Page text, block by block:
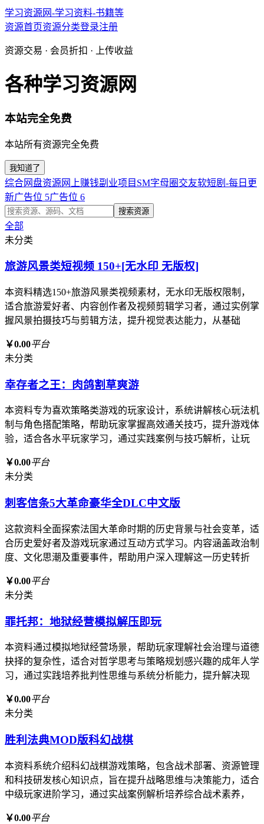
学习资源网-学习资料-书籍等
资源首页资源分类登录注册
资源交易 · 会员折扣 · 上传收益
各种学习资源网
本站完全免费
本站所有资源完全免费
我知道了
综合网盘资源 网上赚钱副业项目 SM字母圈交友软短剧-每日更
新广告位 5广告位 6
搜索资源
全部
未分类
旅游风景类短视频 150+[无水印 无版权]
本资料精选150+旅游风景类视频素材，无水印无版权限制，
适合旅游爱好者、内容创作者及视频剪辑学习者，通过实例掌
握风景拍摄技巧与剪辑方法，提升视觉表达能力，从基础
￥0.00平台
未分类
幸存者之王：肉鸽割草爽游
本资料专为喜欢策略类游戏的玩家设计，系统讲解核心玩法机
制与角色搭配策略，帮助玩家掌握高效通关技巧，提升游戏体
验，适合各水平玩家学习，通过实践案例与技巧解析，让玩
￥0.00平台
未分类
刺客信条5大革命豪华全DLC中文版
这款资料全面探索法国大革命时期的历史背景与社会变革，适
合历史爱好者及游戏玩家通过互动方式学习。内容涵盖政治制
度、文化思潮及重要事件，帮助用户深入理解这一历史转折
￥0.00平台
未分类
罪托邦：地狱经营模拟解压即玩
本资料通过模拟地狱经营场景，帮助玩家理解社会治理与道德
抉择的复杂性，适合对哲学思考与策略规划感兴趣的成年人学
习，通过实践培养批判性思维与系统分析能力，提升解决现
￥0.00平台
未分类
胜利法典MOD版科幻战棋
本资料系统介绍科幻战棋游戏策略，包含战术部署、资源管理
和科技研发核心知识点，旨在提升战略思维与决策能力，适合
中级玩家进阶学习，通过实战案例解析培养综合战术素养，
￥0.00平台